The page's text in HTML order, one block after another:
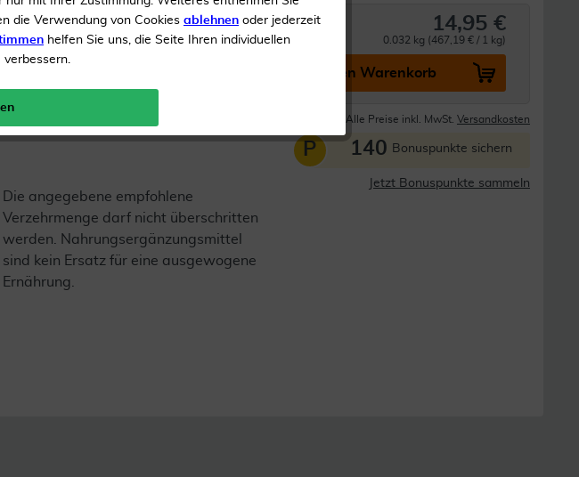
Inhalt60 Kapseln 14,95 €
0.032 kg (467,19 € / 1 kg)
In den Warenkorb
Alle Preise inkl. MwSt. Versandkosten
P 140 Bonuspunkte sichern
Jetzt Bonuspunkte sammeln
Die angegebene empfohlene
Verzehrmenge darf nicht überschritten
werden. Nahrungsergänzungsmittel
sind kein Ersatz für eine ausgewogene
Ernährung.
die Verwendung von Cookies ablehnen oder jederzeit
helfen Sie uns, die Seite Ihren individuellen